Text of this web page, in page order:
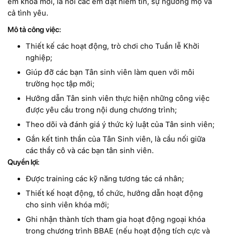
cả tình yêu.
Mô tả công việc:
Thiết kế các hoạt động, trò chơi cho Tuần lễ Khởi
nghiệp;
Giúp đỡ các bạn Tân sinh viên làm quen với môi
trường học tập mới;
Hướng dẫn Tân sinh viên thực hiện những công việc
được yêu cầu trong nội dung chương trình;
Theo dõi và đánh giá ý thức kỷ luật của Tân sinh viên;
Gắn kết tinh thần của Tân Sinh viên, là cầu nối giữa
các thầy cô và các bạn tân sinh viên.
Quyền lợi:
Được training các kỹ năng tương tác cá nhân;
Thiết kế hoạt động, tổ chức, hướng dẫn hoạt động
cho sinh viên khóa mới;
Ghi nhận thành tích tham gia hoạt động ngoại khóa
trong chương trình BBAE (nếu hoạt động tích cực và